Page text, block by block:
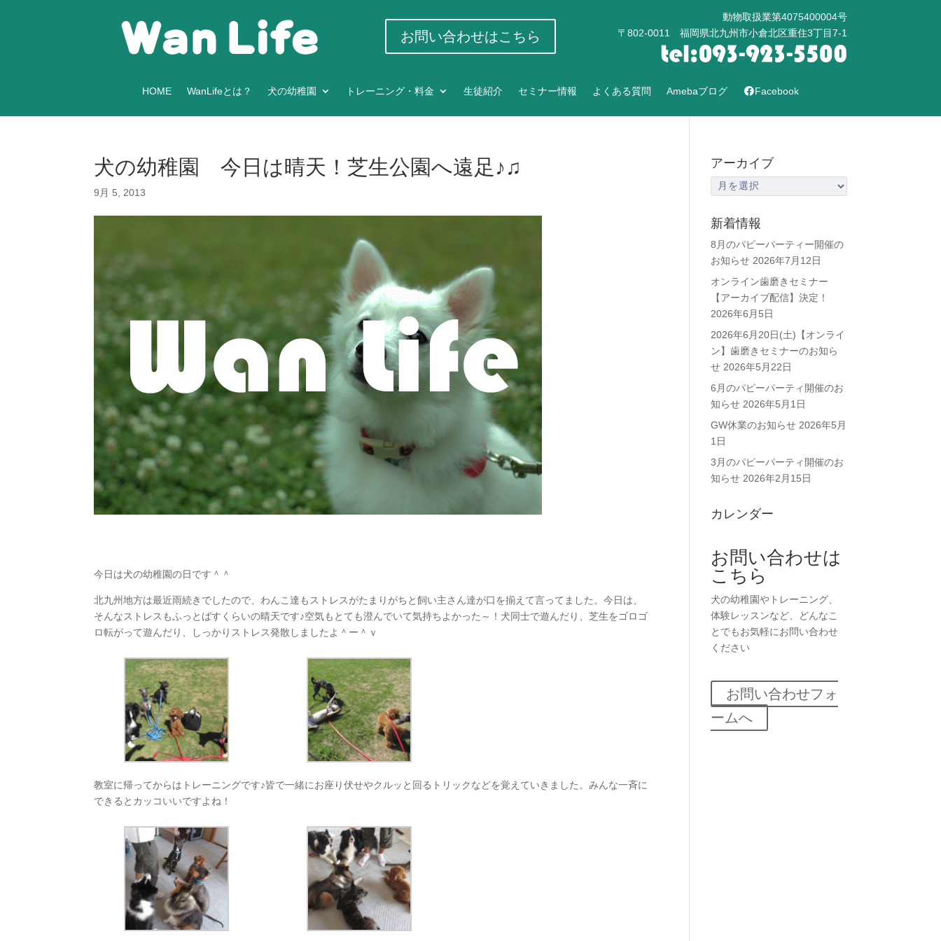
お問い合わせはこちら
動物取扱業第4075400004号
〒802-0011 福岡県北九州市小倉北区重住3丁目7-1
HOME WanLifeとは？ 犬の幼稚園 トレーニング・料金 生徒紹介 セミナー情報 よくある質問 Amebaブログ Facebook
犬の幼稚園 今日は晴天！芝生公園へ遠足♪♫
9月 5, 2013
今日は犬の幼稚園の日です＾＾
北九州地方は最近雨続きでしたので、わんこ達もストレスがたまりがちと飼い主さん達が口を揃えて言ってました。今日は、
そんなストレスもふっとばすくらいの晴天です♪空気もとても澄んでいて気持ちよかった～！犬同士で遊んだり、芝生をゴロゴ
ロ転がって遊んだり、しっかりストレス発散しましたよ＾ー＾ｖ
教室に帰ってからはトレーニングです♪皆で一緒にお座り伏せやクルッと回るトリックなどを覚えていきました。みんな一斉に
できるとカッコいいですよね！
アーカイブ
ア
ー
カ
イ
ブ
新着情報
8月のパピーパーティー開催の
お知らせ 2026年7月12日
オンライン歯磨きセミナー
【アーカイブ配信】決定！
2026年6月5日
2026年6月20日(土)【オンライ
ン】歯磨きセミナーのお知ら
せ 2026年5月22日
6月のパピーパーティ開催のお
知らせ 2026年5月1日
GW休業のお知らせ 2026年5月
1日
3月のパピーパーティ開催のお
知らせ 2026年2月15日
カレンダー
お問い合わせは
こちら
犬の幼稚園やトレーニング、
体験レッスンなど、どんなこ
とでもお気軽にお問い合わせ
ください
お問い合わせフォ
ームへ